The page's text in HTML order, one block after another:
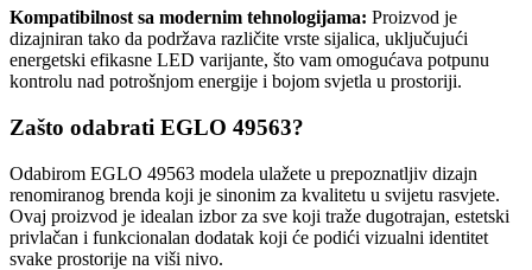
Kompatibilnost sa modernim tehnologijama: Proizvod je
dizajniran tako da podržava različite vrste sijalica, uključujući
energetski efikasne LED varijante, što vam omogućava potpunu
kontrolu nad potrošnjom energije i bojom svjetla u prostoriji.
Zašto odabrati EGLO 49563?
Odabirom EGLO 49563 modela ulažete u prepoznatljiv dizajn
renomiranog brenda koji je sinonim za kvalitetu u svijetu rasvjete.
Ovaj proizvod je idealan izbor za sve koji traže dugotrajan, estetski
privlačan i funkcionalan dodatak koji će podići vizualni identitet
svake prostorije na viši nivo.